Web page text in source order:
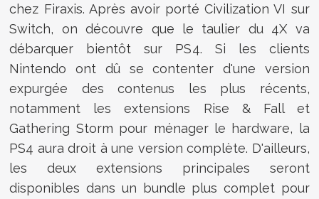
chez Firaxis. Après avoir porté Civilization VI sur
Switch, on découvre que le taulier du 4X va
débarquer bientôt sur PS4. Si les clients
Nintendo ont dû se contenter d'une version
expurgée des contenus les plus récents,
notamment les extensions Rise & Fall et
Gathering Storm pour ménager le hardware, la
PS4 aura droit à une version complète. D'ailleurs,
les deux extensions principales seront
disponibles dans un bundle plus complet pour